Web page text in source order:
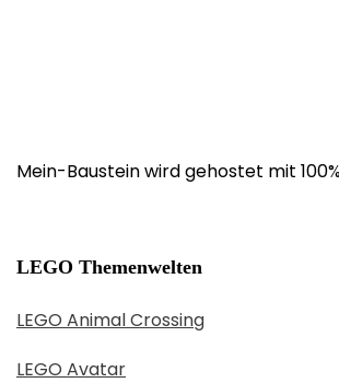
Mein-Baustein wird gehostet mit
LEGO Themenwelten
LEGO Animal Crossing
LEGO Avatar